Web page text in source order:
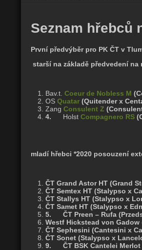
Seznam hřebců
První předvýběr pro PK ČT v
starší na základě předvedení
Bav.t. Coeur de Nobless M
OS Quatar (Quitender x
Zang Consulent Z
4. Holst Compagnero RS
mladí hřebci *2020 posouzení
ČT Grand Astor HT (Grand
ČT Semtex HT (Stalypso x
ČT Stallys HT (Stalypso x
ČT Samet HT (Stalypso x
5. ČT Preen – Rufa
Westf Hickstead von
ČT Sephesini (Cantesini x
ČT Sonet (Stalypso x
9. ČT BSK Cantelei